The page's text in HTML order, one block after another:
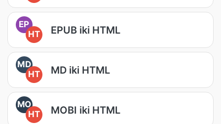
EP
HT
EPUB iki HTML
MD
HT
MD iki HTML
MO
HT
MOBI iki HTML